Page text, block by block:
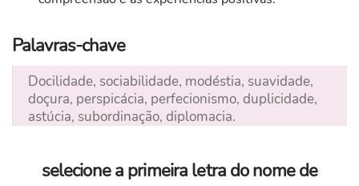
Palavras-chave
Docilidade, sociabilidade, modéstia, suavidade,
doçura, perspicácia, perfecionismo, duplicidade,
astúcia, subordinação, diplomacia.
selecione a primeira letra do nome de